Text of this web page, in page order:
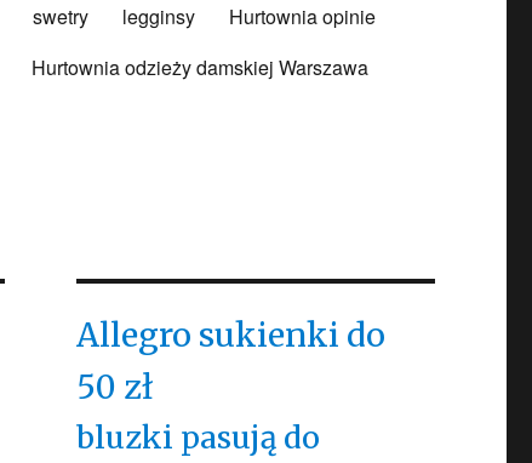
swetry legginsy
Hurtownia opinie
Hurtownia odzieży damskiej Warszawa
Allegro sukienki do
50 zł
bluzki pasują do